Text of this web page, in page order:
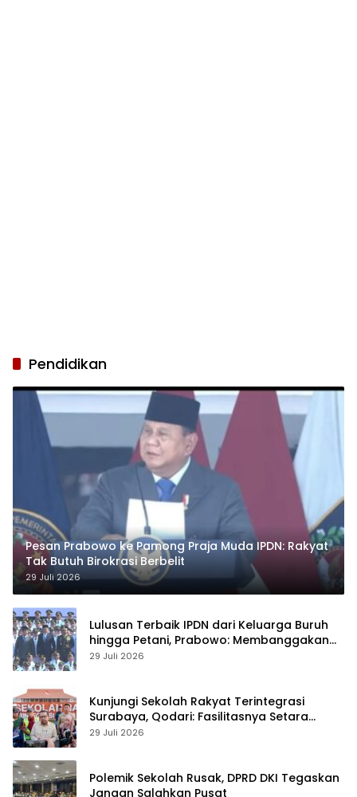
Pendidikan
Pesan Prabowo ke Pamong Praja Muda IPDN: Rakyat
Tak Butuh Birokrasi Berbelit
29 Juli 2026
Lulusan Terbaik IPDN dari Keluarga Buruh
hingga Petani, Prabowo: Membanggakan
Hati Saya
29 Juli 2026
Kunjungi Sekolah Rakyat Terintegrasi
Surabaya, Qodari: Fasilitasnya Setara
Sekolah Swasta Terbaik
29 Juli 2026
Polemik Sekolah Rusak, DPRD DKI Tegaskan
Jangan Salahkan Pusat